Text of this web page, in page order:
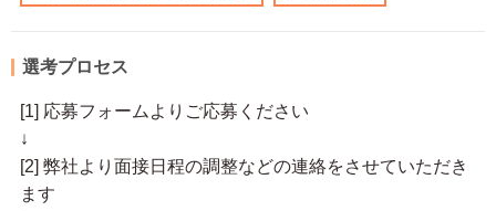
選考プロセス
[1] 応募フォームよりご応募ください
↓
[2] 弊社より面接日程の調整などの連絡をさせていただき
ます